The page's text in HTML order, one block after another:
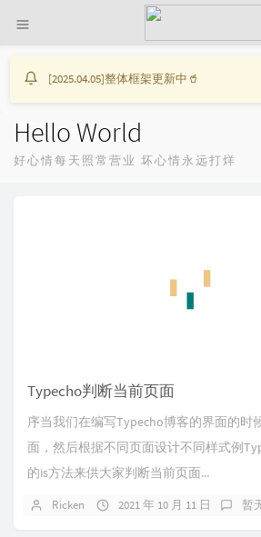
[2025.04.05]整体框架更新中🥤
Hello World
好心情每天照常营业 坏心情永远打烊
Typecho判断当前页面
序当我们在编写Typecho博客的界面的时
面，然后根据不同页面设计不同样式例
的is方法来供大家判断当前页面...
Ricken 2021 年 10 月 11 日 暂